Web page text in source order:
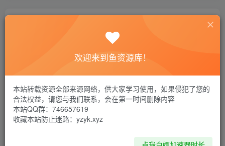
私信
简体|容量20.31GB
资源下载
夸克网盘
欢迎来到鱼资源库！
本站转载资源全部来源网络，供大家学习使用，如果侵犯了您的
合法权益，请您与我们联系，会在第一时间删除内容
本站QQ群：746657619
收藏本站防止迷路：yzyk.xyz